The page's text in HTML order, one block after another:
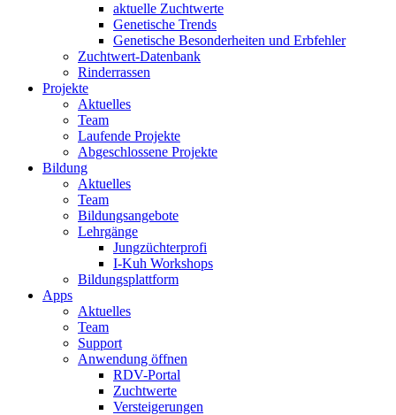
aktuelle Zuchtwerte
Genetische Trends
Genetische Besonderheiten und Erbfehler
Zuchtwert-Datenbank
Rinderrassen
Projekte
Aktuelles
Team
Laufende Projekte
Abgeschlossene Projekte
Bildung
Aktuelles
Team
Bildungsangebote
Lehrgänge
Jungzüchterprofi
I-Kuh Workshops
Bildungsplattform
Apps
Aktuelles
Team
Support
Anwendung öffnen
RDV-Portal
Zuchtwerte
Versteigerungen